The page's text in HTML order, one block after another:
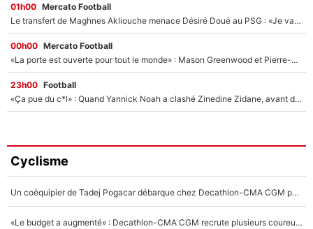
01h00 Mercato Football
Le transfert de Maghnes Akliouche menace Désiré Doué au PSG : «Je valide à 200%»
00h00 Mercato Football
«La porte est ouverte pour tout le monde» : Mason Greenwood et Pierre-Emerick Aubameyang ont quitté l'OM, Amine Gouiri balance sur la suite du mercato et sur la réaction du vestiaire !
23h00 Football
«Ça pue du c*l» : Quand Yannick Noah a clashé Zinedine Zidane, avant de se faire recadrer par le nouveau sélectionneur de l'équipe de France !
Cyclisme
Un coéquipier de Tadej Pogacar débarque chez Decathlon-CMA CGM pour épauler Paul Seixas : «Mes meilleures années sont à venir»
«Le budget a augmenté» : Decathlon-CMA CGM recrute plusieurs coureurs pour offrir à Paul Seixas une équipe pour gagner le Tour de France 2027